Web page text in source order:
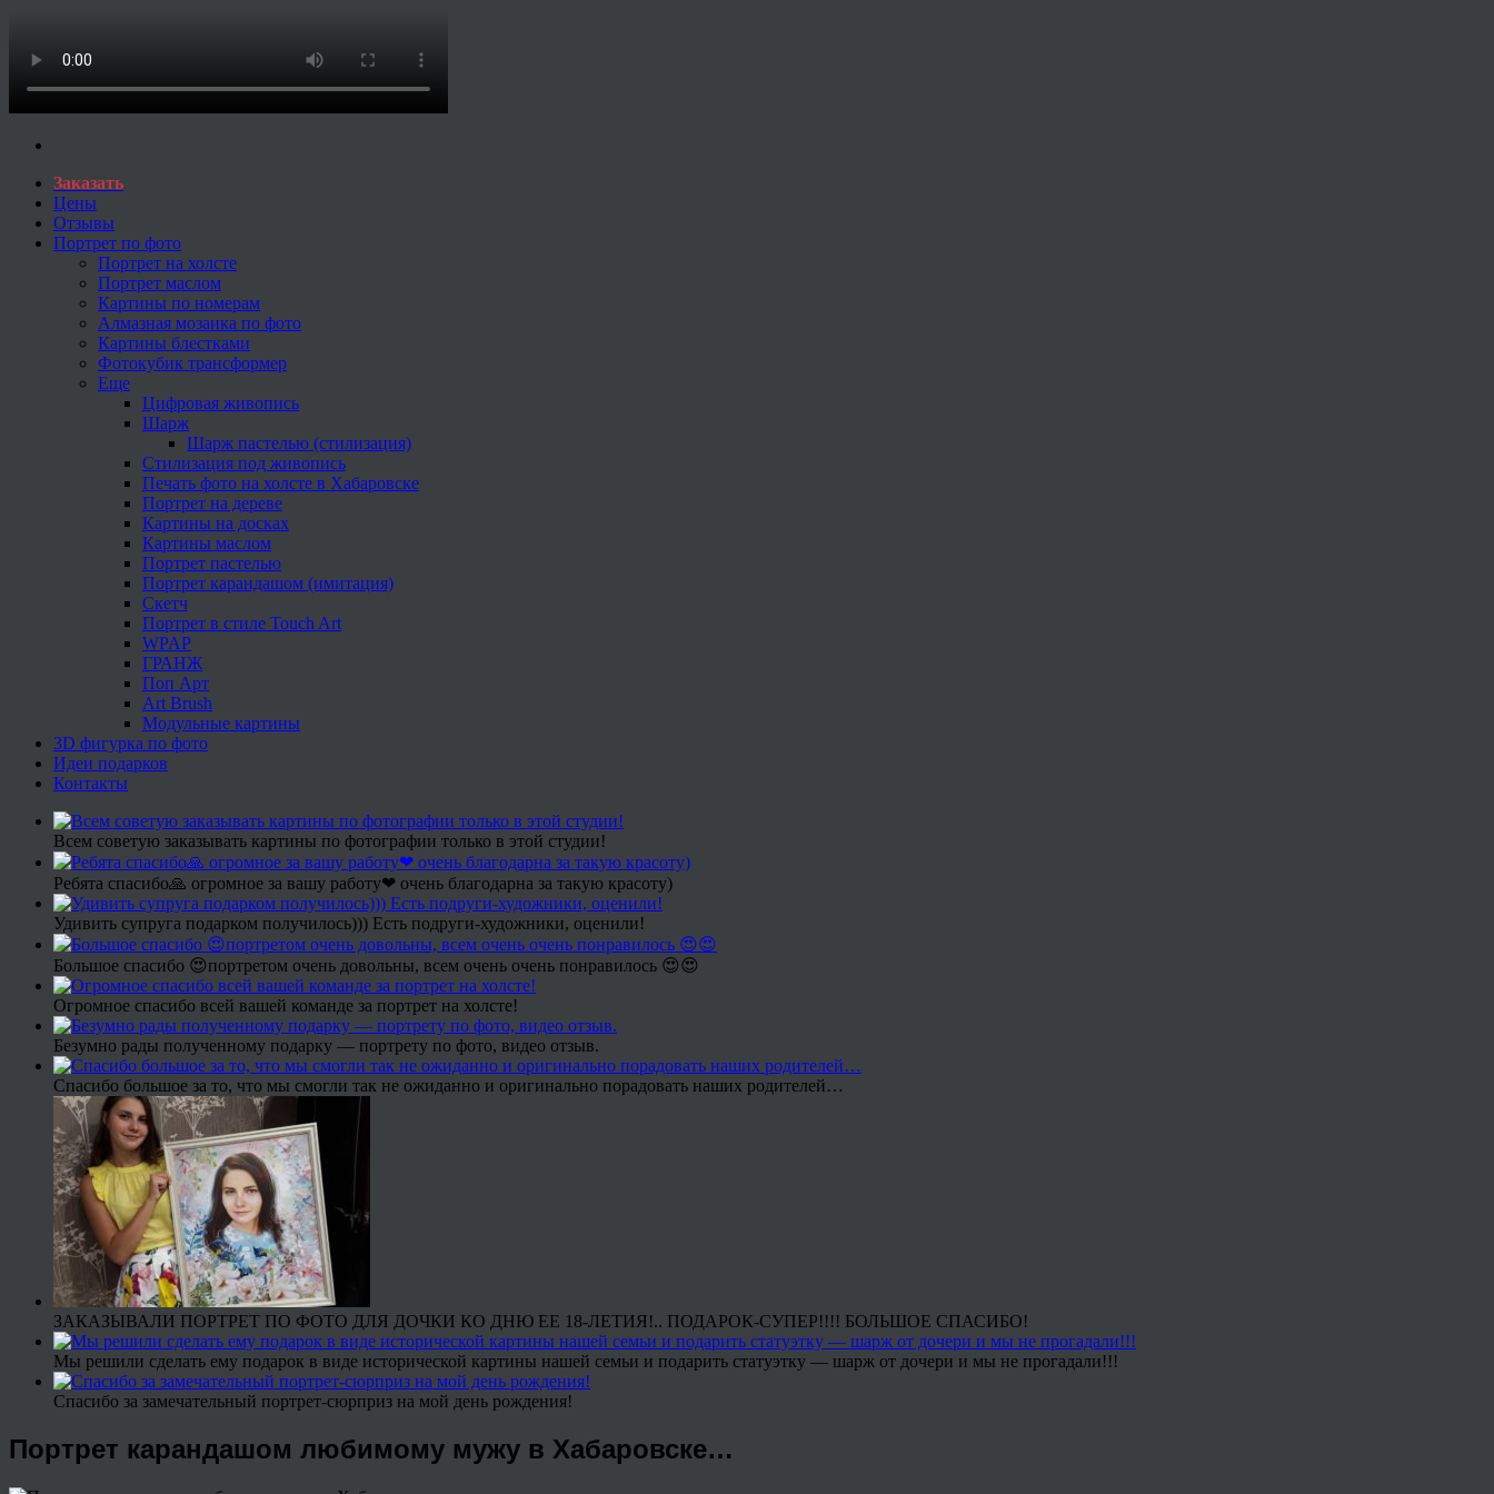
Заказать
Цены
Отзывы
Портрет по фото
Портрет на холсте
Портрет маслом
Картины по номерам
Алмазная мозаика по фото
Картины блестками
Фотокубик трансформер
Еще
Цифровая живопись
Шарж
Шарж пастелью (стилизация)
Стилизация под живопись
Печать фото на холсте в Хабаровске
Портрет на дереве
Картины на досках
Картины маслом
Портрет пастелью
Портрет карандашом (имитация)
Скетч
Портрет в стиле Touch Art
WPAP
ГРАНЖ
Поп Арт
Art Brush
Модульные картины
3D фигурка по фото
Идеи подарков
Контакты
Всем советую заказывать картины по фотографии только в этой студии!
Ребята спасибо🙏 огромное за вашу работу❤ очень благодарна за такую красоту)
Удивить супруга подарком получилось))) Есть подруги-художники, оценили!
Большое спасибо 😍портретом очень довольны, всем очень очень понравилось 😍😍
Огромное спасибо всей вашей команде за портрет на холсте!
Безумно рады полученному подарку — портрету по фото, видео отзыв.
Спасибо большое за то, что мы смогли так не ожиданно и оригинально порадовать наших родителей…
ЗАКАЗЫВАЛИ ПОРТРЕТ ПО ФОТО ДЛЯ ДОЧКИ КО ДНЮ ЕЕ 18-ЛЕТИЯ!.. ПОДАРОК-СУПЕР!!!! БОЛЬШОЕ СПАСИБО!
Мы решили сделать ему подарок в виде исторической картины нашей семьи и подарить статуэтку — шарж от дочери и мы не прогадали!!!
Спасибо за замечательный портрет-сюрприз на мой день рождения!
Портрет карандашом любимому мужу в Хабаровске…